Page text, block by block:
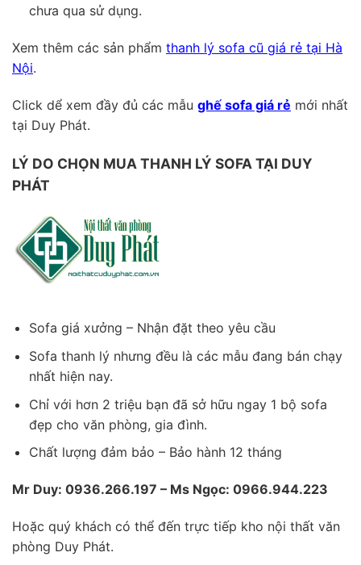
chưa qua sử dụng.
Xem thêm các sản phẩm thanh lý sofa cũ giá rẻ tại Hà
Nội.
Click dể xem đầy đủ các mẫu ghế sofa giá rẻ mới nhất
tại Duy Phát.
LÝ DO CHỌN MUA THANH LÝ SOFA TẠI DUY
PHÁT
Sofa giá xưởng – Nhận đặt theo yêu cầu
Sofa thanh lý nhưng đều là các mẫu đang bán chạy
nhất hiện nay.
Chỉ với hơn 2 triệu bạn đã sở hữu ngay 1 bộ sofa
đẹp cho văn phòng, gia đình.
Chất lượng đảm bảo – Bảo hành 12 tháng
Mr Duy: 0936.266.197 – Ms Ngọc: 0966.944.223
Hoặc quý khách có thể đến trực tiếp kho nội thất văn
phòng Duy Phát.